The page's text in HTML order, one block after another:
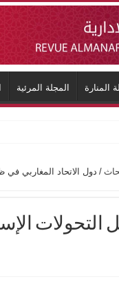
المنارة المجلة المرئية
/ دول الاتحاد المغاربي في